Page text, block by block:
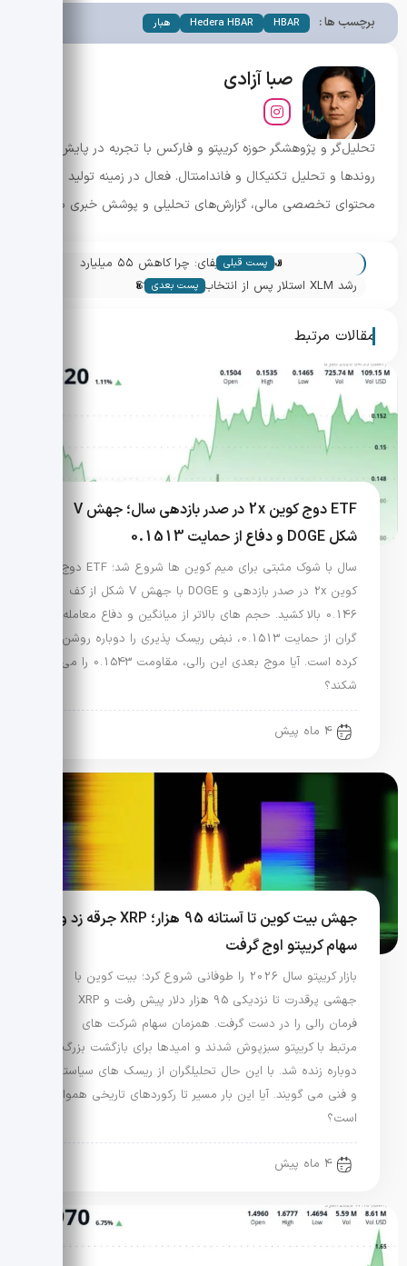
برچسب ها : HBAR
Hedera HBAR هبار
صبا آزادی
تحلیل‌گر و پژوهشگر حوزه کریپتو و فارکس با تجربه در پایش
روندها و تحلیل تکنیکال و فاندامنتال. فعال در زمینه تولید
محتوای تخصصی مالی، گزارش‌های تحلیلی و پوشش خبری بازار.
« پست قبلی
تحلیل بازار دیفای: چرا کاهش ۵۵ میلیارد
دلاری TVL به معنی بحران نیست
رشد XLM استلار پس از انتخاب شبکه Stellarپست بعدی »
مقالات مرتبط
ETF دوج کوین 2x در صدر بازدهی سال؛ جهش V
شکل DOGE و دفاع از حمایت 0.1513
سال با شوک مثبتی برای میم کوین ها شروع شد؛ ETF دوج
کوین 2x در صدر بازدهی و DOGE با جهش V شکل از کف
0.146 بالا کشید. حجم های بالاتر از میانگین و دفاع معامله
گران از حمایت 0.1513، نبض ریسک پذیری را دوباره روشن
کرده است. آیا موج بعدی این رالی، مقاومت 0.1543 را می
شکند؟
4 ماه پیش
جهش بیت کوین تا آستانه 95 هزار؛ XRP جرقه زد و
سهام کریپتو اوج گرفت
بازار کریپتو سال 2026 را طوفانی شروع کرد؛ بیت کوین با
جهشی پرقدرت تا نزدیکی 95 هزار دلار پیش رفت و XRP
فرمان رالی را در دست گرفت. همزمان سهام شرکت های
مرتبط با کریپتو سبزپوش شدند و امیدها برای بازگشت بزرگ
دوباره زنده شد. با این حال تحلیلگران از ریسک های سیاستی
و فنی می گویند. آیا این بار مسیر تا رکوردهای تاریخی هموار
است؟
4 ماه پیش